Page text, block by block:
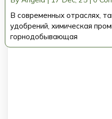
В современных отраслях,
удобрений, химическая
горнодобывающая